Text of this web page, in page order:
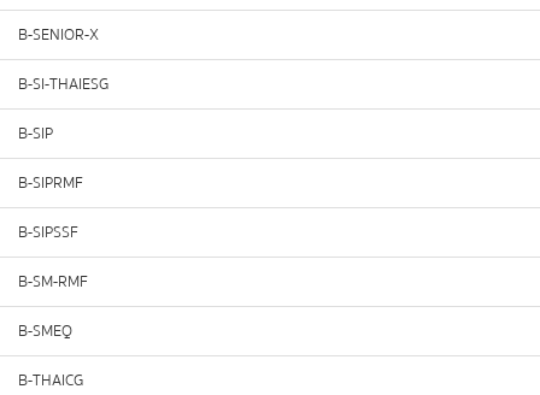
B-SENIOR-X
B-SI-THAIESG
B-SIP
B-SIPRMF
B-SIPSSF
B-SM-RMF
B-SMEQ
B-THAICG